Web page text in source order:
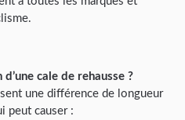
cale de rehausse ?
une différence de longueur
peut causer :